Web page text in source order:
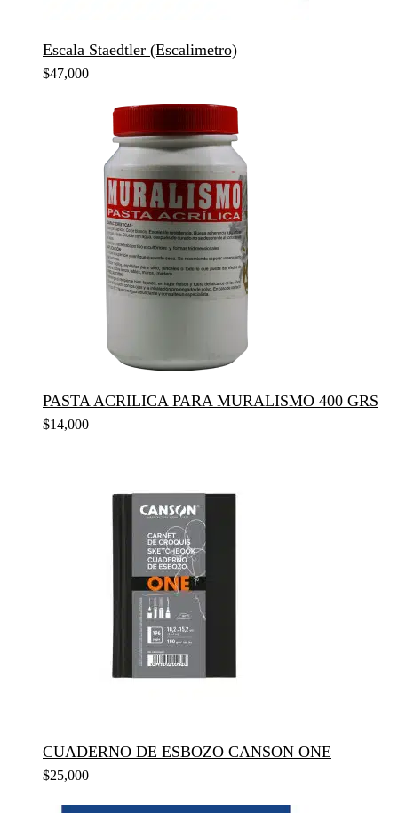
Escala Staedtler (Escalimetro)
$47,000
PASTA ACRILICA PARA MURALISMO 400 GRS
$14,000
CUADERNO DE ESBOZO CANSON ONE
$25,000